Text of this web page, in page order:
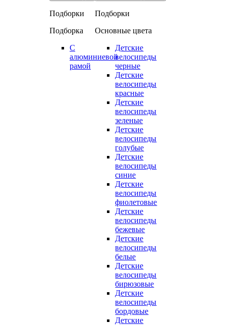
Подборки
Подборка
С
алюминиевой
рамой
Подборки
Основные цвета
Детские
велосипеды
черные
Детские
велосипеды
красные
Детские
велосипеды
зеленые
Детские
велосипеды
голубые
Детские
велосипеды
синие
Детские
велосипеды
фиолетовые
Детские
велосипеды
бежевые
Детские
велосипеды
белые
Детские
велосипеды
бирюзовые
Детские
велосипеды
бордовые
Детские